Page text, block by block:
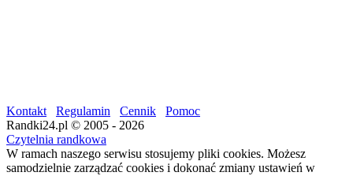
Kontakt Regulamin Cennik
Pomoc
Randki24.pl © 2005 - 2026
Czytelnia randkowa
W ramach naszego serwisu stosujemy pliki cookies. Możesz
samodzielnie zarządzać cookies i dokonać zmiany ustawień w